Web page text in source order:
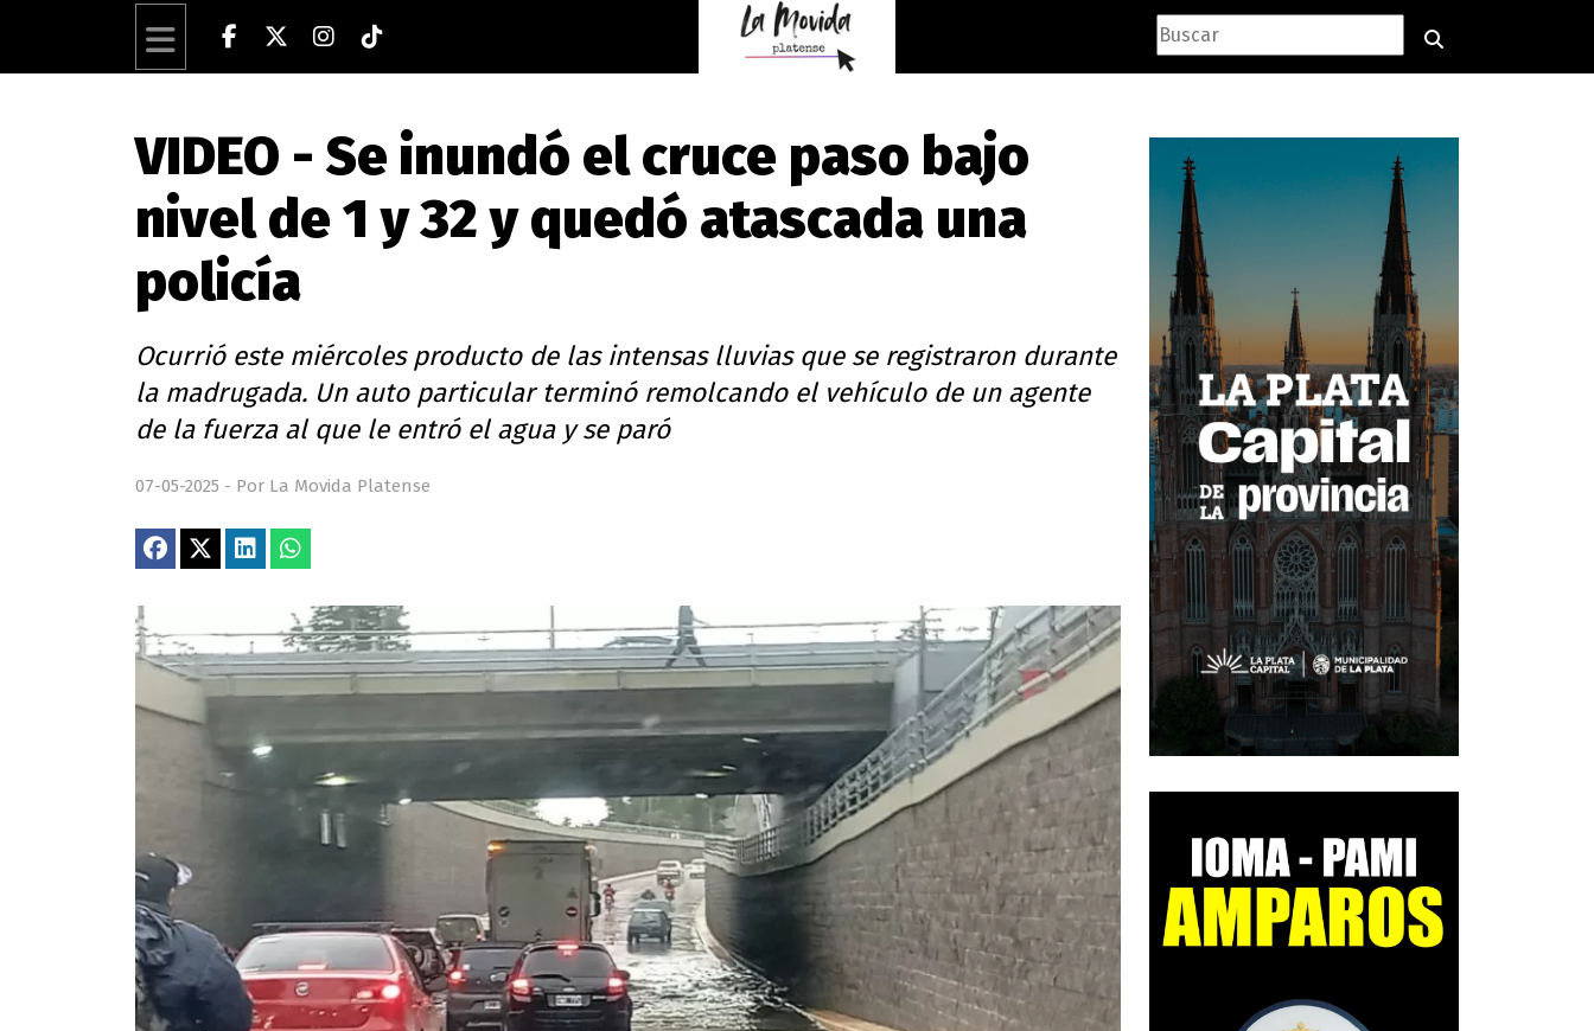
VIDEO - Se inundó el cruce paso bajo
nivel de 1 y 32 y quedó atascada una
policía
Ocurrió este miércoles producto de las intensas lluvias que se registraron durante
la madrugada. Un auto particular terminó remolcando el vehículo de un agente
de la fuerza al que le entró el agua y se paró
07-05-2025 - Por La Movida Platense